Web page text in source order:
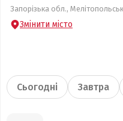
Запорізька обл.,
Змінити місто
Сьогодні Завтра